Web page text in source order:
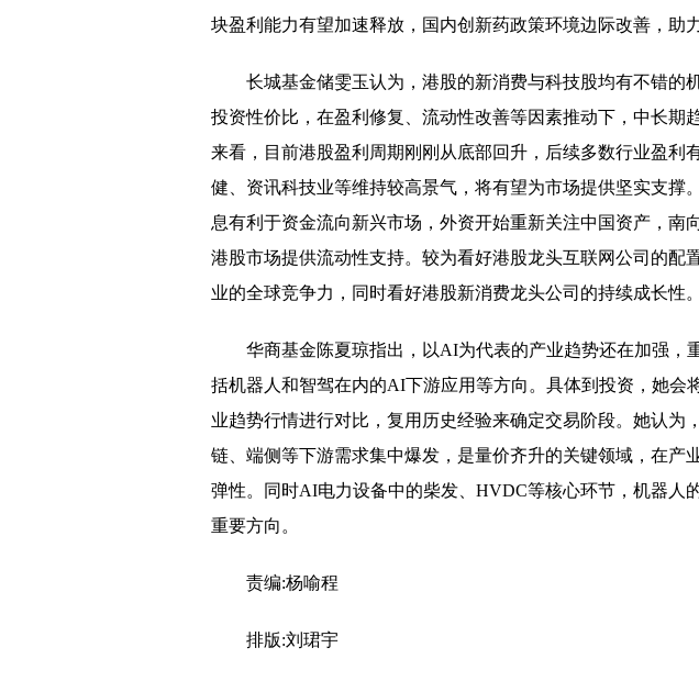
块盈利能力有望加速释放，国内创新药政策环境边际改善，助
长城基金储雯玉认为，港股的新消费与科技股均有不错的
投资性价比，在盈利修复、流动性改善等因素推动下，中长期
来看，目前港股盈利周期刚刚从底部回升，后续多数行业盈利
健、资讯科技业等维持较高景气，将有望为市场提供坚实支撑
息有利于资金流向新兴市场，外资开始重新关注中国资产，南
港股市场提供流动性支持。较为看好港股龙头互联网公司的配
业的全球竞争力，同时看好港股新消费龙头公司的持续成长性。
华商基金陈夏琼指出，以AI为代表的产业趋势还在加强，
括机器人和智驾在内的AI下游应用等方向。具体到投资，她会
业趋势行情进行对比，复用历史经验来确定交易阶段。她认为
链、端侧等下游需求集中爆发，是量价齐升的关键领域，在产
弹性。同时AI电力设备中的柴发、HVDC等核心环节，机器人
重要方向。
责编:杨喻程
排版:刘珺宇